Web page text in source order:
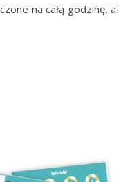
na całą godzinę, a